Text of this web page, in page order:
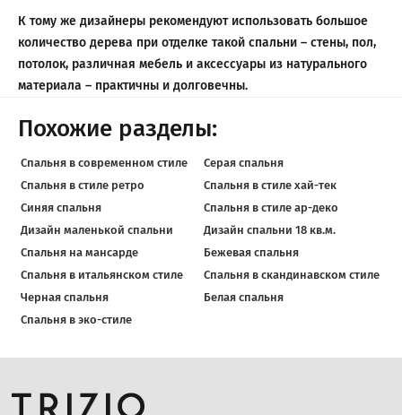
К тому же дизайнеры рекомендуют использовать большое
количество дерева при отделке такой спальни – стены, пол,
потолок, различная мебель и аксессуары из натурального
материала – практичны и долговечны.
Похожие разделы:
Спальня в современном стиле
Серая спальня
Спальня в стиле ретро
Спальня в стиле хай-тек
Синяя спальня
Спальня в стиле ар-деко
Дизайн маленькой спальни
Дизайн спальни 18 кв.м.
Спальня на мансарде
Бежевая спальня
Спальня в итальянском стиле
Спальня в скандинавском стиле
Черная спальня
Белая спальня
Спальня в эко-стиле